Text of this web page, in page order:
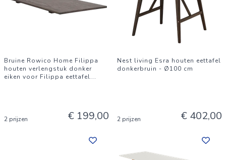
Bruine Rowico Home Filippa
houten verlengstuk donker
eiken voor Filippa eettafel...
2 prijzen € 199,00
Nest living Esra houten eettafel
donkerbruin - Ø100 cm
2 prijzen € 402,00